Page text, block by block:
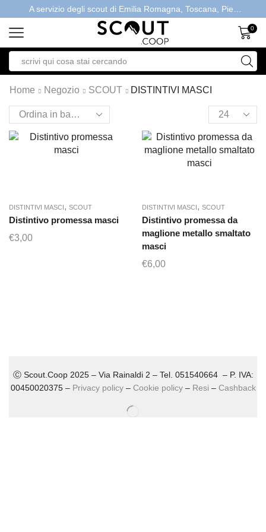
0
Home Negozio SCOUT DISTINTIVI MASCI
DISTINTIVI MASCI, SCOUT
Distintivo promessa masci
€3,00
DISTINTIVI MASCI, SCOUT
Distintivo promessa da
maglione metallo smaltato
masci
€6,00
Ⓒ Scout.Coop 2025 – Via Rainaldi 2 – Tel. 051540664 – P. IVA:
00450020375 – Privacy policy– Cookie policy– Resi – Cashback